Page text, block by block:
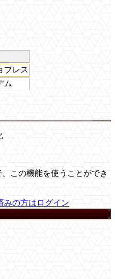
ブレス
ム
この機能を使うことができ
みの方はログイン